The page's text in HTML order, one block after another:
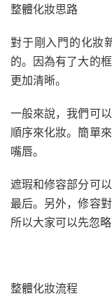
整體化妝思路
對于剛入門的化妝
的。因為有了大的
更加清晰。
一般來說，我們可
順序來化妝。簡單
嘴唇。
遮瑕和修容部分可
最后。另外，修容
所以大家可以先忽
整體化妝流程